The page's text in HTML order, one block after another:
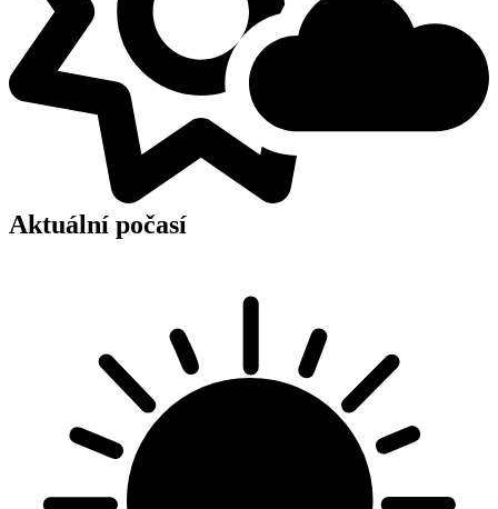
Aktuální počasí